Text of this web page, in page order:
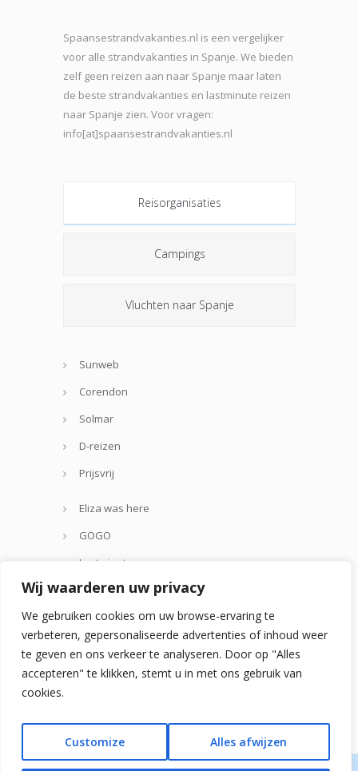
Wij waarderen uw privacy
We gebruiken cookies om uw browse-ervaring te
verbeteren, gepersonaliseerde advertenties of inhoud weer
te geven en ons verkeer te analyseren. Door op "Alles
accepteren" te klikken, stemt u in met ons gebruik van
cookies.
Customize Alles afwijzen
Spaansestrandvakanties.nl is een vergelijker
voor alle strandvakanties in Spanje. We bieden
zelf geen reizen aan naar Spanje maar laten
de beste strandvakanties en lastminute reizen
naar Spanje zien. Voor vragen:
info[at]spaansestrandvakanties.nl
Reisorganisaties
Campings
Vluchten naar Spanje
Sunweb
Corendon
Solmar
D-reizen
Prijsvrij
Eliza was here
GOGO
Lastminute.com
Thomas Cook
Zoover